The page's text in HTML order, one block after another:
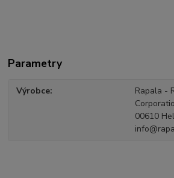
Parametry
Výrobce
Rapala -
00610